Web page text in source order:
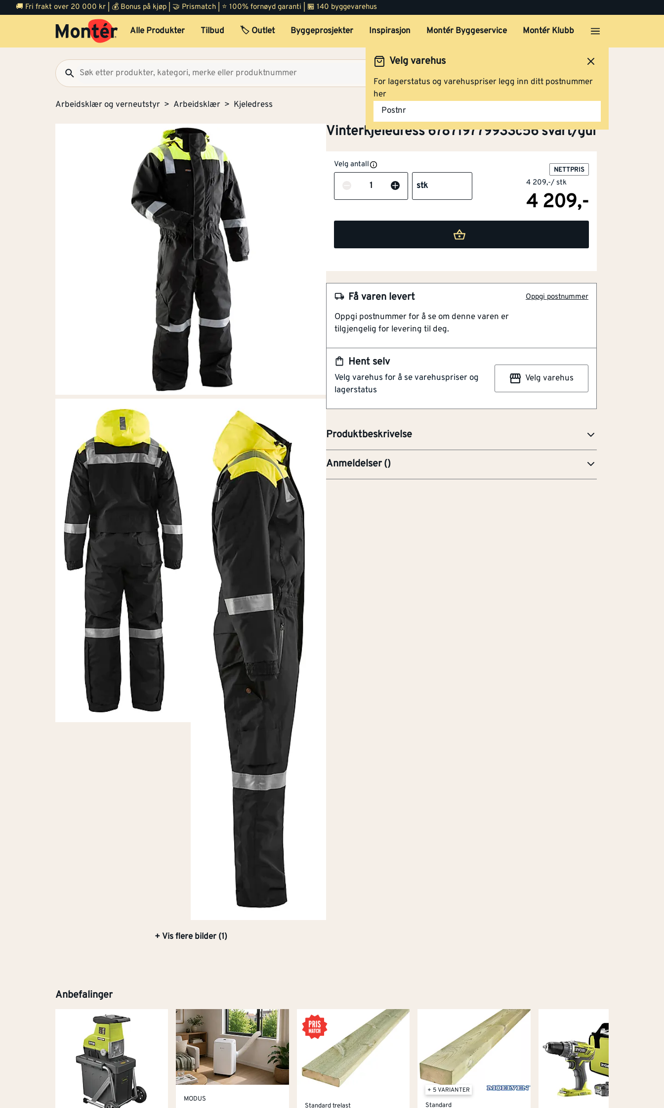
🚚 Fri frakt over 20 000 kr | 💰 Bonus på kjøp | 🤝 Prismatch | ⭐ 100% fornøyd garanti | 🏪 140 byggevarehus
Alle Produkter Tilbud 🏷️ Outlet Byggeprosjekter Inspirasjon Montér Byggeservice Montér Klubb
Velg varehus
For lagerstatus og varehuspriser legg inn ditt postnummer
her
Postnr
Arbeidsklær og verneutstyr Arbeidsklær Kjeledress
+ Vis flere bilder (1)
Vinterkjeledress 678719779933c56 svart/gul
Velg antall
Antall stk
NETTPRIS
4 209,-/ stk
4 209,-
Hent selv
Velg varehus for å se varehuspriser og
lagerstatus
Velg varehus
Få varen levert Oppgi postnummer
Oppgi postnummer for å se om denne varen er
tilgjengelig for levering til deg.
Produktbeskrivelse
NOBB 48327334
101418447
Reflekser på ben og armer. Varselstoff på skuldre og lue. Sertifisert i
Anmeldelser()
Anbefalinger
MODUS
Standard trelast
+ 5 VARIANTER
Standard